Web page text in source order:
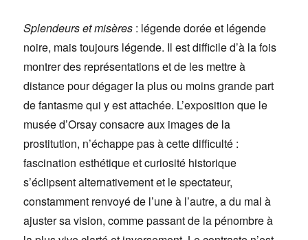
Splendeurs et misères : légende dorée et légende
noire, mais toujours légende. Il est difficile d’à la fois
montrer des représentations et de les mettre à
distance pour dégager la plus ou moins grande part
de fantasme qui y est attachée. L’exposition que le
musée d’Orsay consacre aux images de la
prostitution, n’échappe pas à cette difficulté :
fascination esthétique et curiosité historique
s’éclipsent alternativement et le spectateur,
constamment renvoyé de l’une à l’autre, a du mal à
ajuster sa vision, comme passant de la pénombre à